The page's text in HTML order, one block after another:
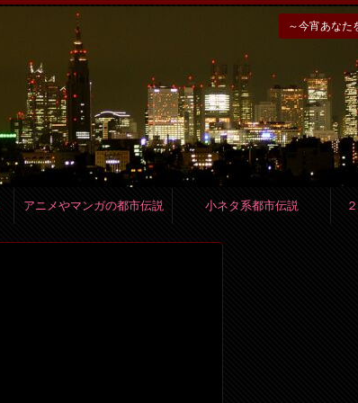
～今宵あなた
アニメやマンガの都市伝説 小ネタ系都市伝説